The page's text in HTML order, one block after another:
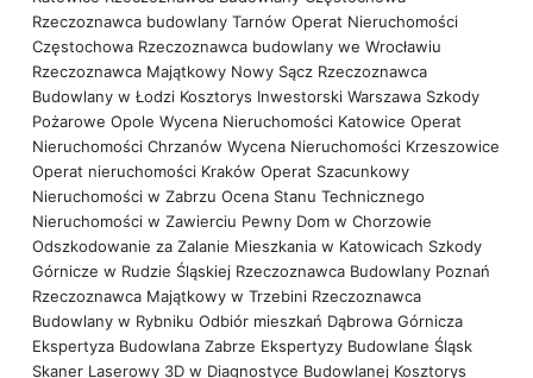
Rzeczoznawca budowlany Tarnów Operat Nieruchomości
Częstochowa Rzeczoznawca budowlany we Wrocławiu
Rzeczoznawca Majątkowy Nowy Sącz Rzeczoznawca
Budowlany w Łodzi Kosztorys Inwestorski Warszawa Szkody
Pożarowe Opole Wycena Nieruchomości Katowice Operat
Nieruchomości Chrzanów Wycena Nieruchomości Krzeszowice
Operat nieruchomości Kraków Operat Szacunkowy
Nieruchomości w Zabrzu Ocena Stanu Technicznego
Nieruchomości w Zawierciu Pewny Dom w Chorzowie
Odszkodowanie za Zalanie Mieszkania w Katowicach Szkody
Górnicze w Rudzie Śląskiej Rzeczoznawca Budowlany Poznań
Rzeczoznawca Majątkowy w Trzebini Rzeczoznawca
Budowlany w Rybniku Odbiór mieszkań Dąbrowa Górnicza
Ekspertyza Budowlana Zabrze Ekspertyzy Budowlane Śląsk
Skaner Laserowy 3D w Diagnostyce Budowlanej Kosztorys